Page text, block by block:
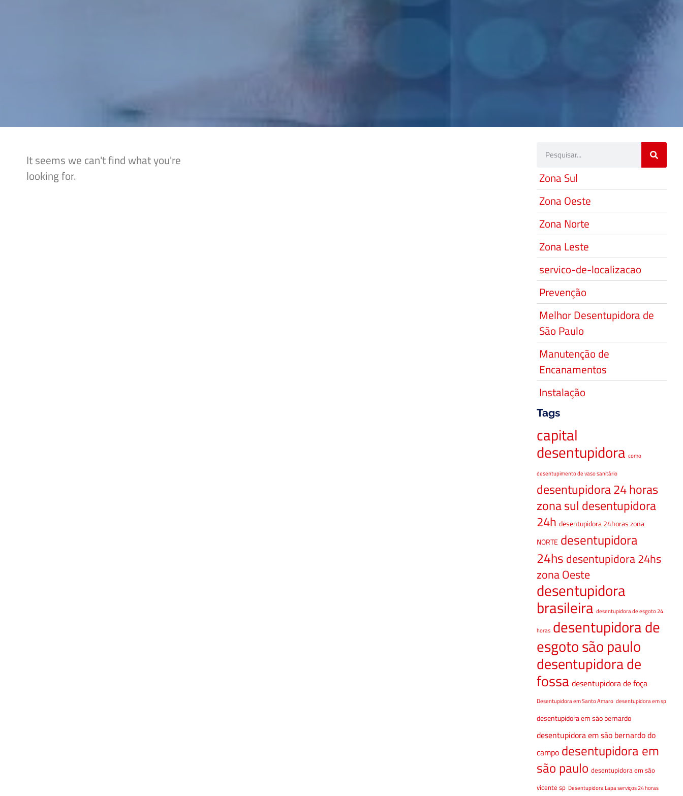
It seems we can't find what you're
looking for.
Zona Sul
Zona Oeste
Zona Norte
Zona Leste
servico-de-localizacao
Prevenção
Melhor Desentupidora de
São Paulo
Manutenção de
Encanamentos
Instalação
Tags
capital
desentupidora como
desentupimento de vaso sanitário
desentupidora 24 horas
zona sul desentupidora
24h desentupidora 24horas zona
NORTE desentupidora
24hs desentupidora 24hs
zona Oeste
desentupidora
brasileira desentupidora de esgoto 24
horas desentupidora de
esgoto são paulo
desentupidora de
fossa desentupidora de foça
Desentupidora em Santo Amaro desentupidora em sp
desentupidora em são bernardo
desentupidora em são bernardo do
campo desentupidora em
são paulo desentupidora em são
vicente sp Desentupidora Lapa serviços 24 horas